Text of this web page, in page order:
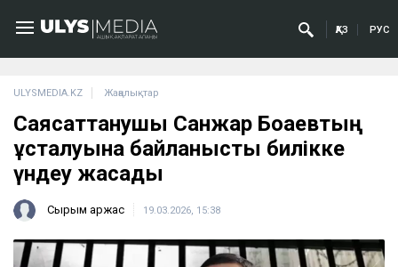
ҚАЗ РУС
ULYSMEDIA.KZ Жаңалықтар
Саясаттанушы Санжар Боқаевтың
ұсталуына байланысты билікке
үндеу жасады
Сырым Қаржас 19.03.2026, 15:38